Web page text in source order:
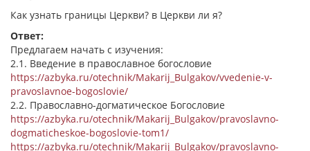
Как узнать границы Церкви? в Церкви ли я?
Ответ:
Предлагаем начать с изучения:
2.1. Введение в православное богословие
https://azbyka.ru/otechnik/Makarij_Bulgakov/vvedenie-v-
pravoslavnoe-bogoslovie/
2.2. Православно-догматическое Богословие
https://azbyka.ru/otechnik/Makarij_Bulgakov/pravoslavno-
dogmaticheskoe-bogoslovie-tom1/
https://azbyka.ru/otechnik/Makarij_Bulgakov/pravoslavno-